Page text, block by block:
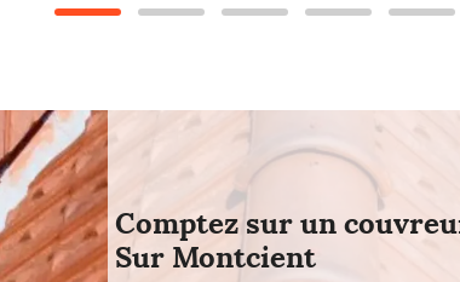
Comptez sur un
Sur Montcient